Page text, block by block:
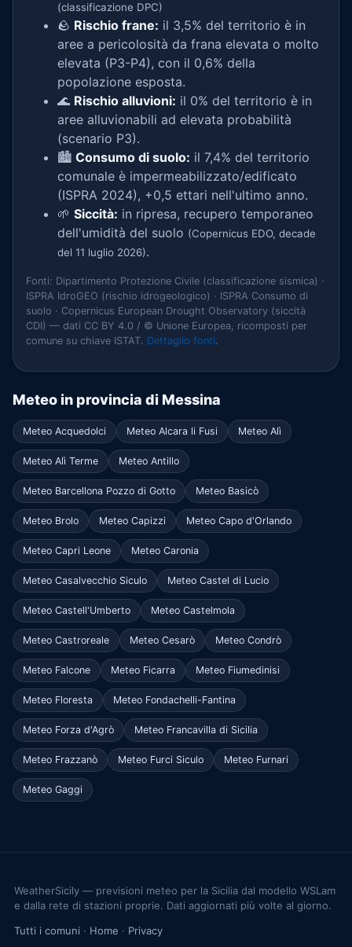
(classificazione DPC)
🪨 Rischio frane: il 3,5% del territorio è in
aree a pericolosità da frana elevata o molto
elevata (P3-P4), con il 0,6% della
popolazione esposta.
🌊 Rischio alluvioni: il 0% del territorio è in
aree alluvionabili ad elevata probabilità
(scenario P3).
🏙️ Consumo di suolo: il 7,4% del territorio
comunale è impermeabilizzato/edificato
(ISPRA 2024), +0,5 ettari nell'ultimo anno.
🌱 Siccità: in ripresa, recupero temporaneo
dell'umidità del suolo (Copernicus EDO, decade
del 11 luglio 2026).
Fonti: Dipartimento Protezione Civile (classificazione sismica) ·
ISPRA IdroGEO (rischio idrogeologico) · ISPRA Consumo di
suolo · Copernicus European Drought Observatory (siccità
CDI) — dati CC BY 4.0 / © Unione Europea, ricomposti per
comune su chiave ISTAT. Dettaglio fonti.
Meteo in provincia di Messina
Meteo Acquedolci Meteo Alcara li Fusi Meteo Alì
Meteo Alì Terme Meteo Antillo
Meteo Barcellona Pozzo di Gotto Meteo Basicò
Meteo Brolo Meteo Capizzi Meteo Capo d'Orlando
Meteo Capri Leone Meteo Caronia
Meteo Casalvecchio Siculo Meteo Castel di Lucio
Meteo Castell'Umberto Meteo Castelmola
Meteo Castroreale Meteo Cesarò Meteo Condrò
Meteo Falcone Meteo Ficarra Meteo Fiumedinisi
Meteo Floresta Meteo Fondachelli-Fantina
Meteo Forza d'Agrò Meteo Francavilla di Sicilia
Meteo Frazzanò Meteo Furci Siculo Meteo Furnari
Meteo Gaggi
WeatherSicily — previsioni meteo per la Sicilia dal modello WSLam
e dalla rete di stazioni proprie. Dati aggiornati più volte al giorno.
Tutti i comuni · Home · Privacy